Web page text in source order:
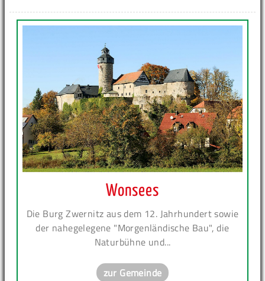
Wonsees
Die Burg Zwernitz aus dem 12. Jahrhundert sowie
der nahegelegene "Morgenländische Bau", die
Naturbühne und...
zur Gemeinde